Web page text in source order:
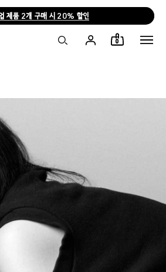
제품 2개 구매 시 20% 할인
0